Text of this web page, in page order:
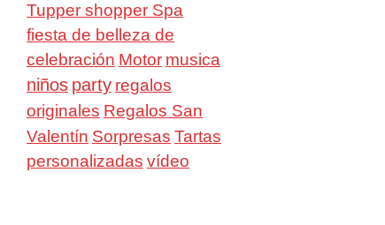
Tupper shopper Spa
fiesta de belleza de
celebración Motor musica
niños party regalos
originales Regalos San
Valentín Sorpresas Tartas
personalizadas vídeo